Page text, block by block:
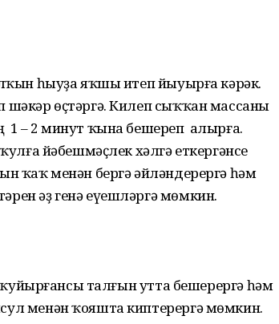
һыуҙа яҡшы итеп йыуырға кәрәк.
өҫтәргә. Килеп сыҡҡан массаны
1 – 2 минут ҡына бешереп алырға.
йәбешмәҫлек хәлгә еткергәнсе
ҡаҡ менән бергә әйләндерергә һәм
әҙ генә еүешләргә мөмкин.
талғын утта бешерергә һәм
менән ҡояшта киптерергә мөмкин.